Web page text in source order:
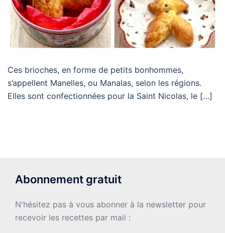
Ces brioches, en forme de petits bonhommes,
s’appellent Manelles, ou Manalas, selon les régions.
Elles sont confectionnées pour la Saint Nicolas, le […]
Abonnement gratuit
N'hésitez pas à vous abonner à la newsletter pour
recevoir les recettes par mail :